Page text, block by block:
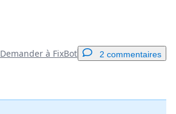
Demander à FixBot 2 commentaires